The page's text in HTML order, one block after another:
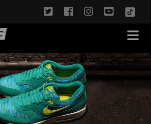
twitterfacebookinstagram